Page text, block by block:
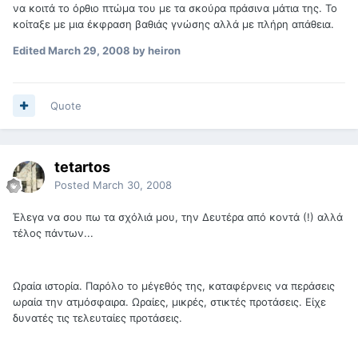
να κοιτά το όρθιο πτώμα του με τα σκούρα πράσινα μάτια της. Το
κοίταξε με μια έκφραση βαθιάς γνώσης αλλά με πλήρη απάθεια.
EditedMarch 29, 2008 by heiron
Quote
tetartos
Posted March 30, 2008
Έλεγα να σου πω τα σχόλιά μου, την Δευτέρα από κοντά (!) αλλά
τέλος πάντων...
Ωραία ιστορία. Παρόλο το μέγεθός της, καταφέρνεις να περάσεις
ωραία την ατμόσφαιρα. Ωραίες, μικρές, στικτές προτάσεις. Είχε
δυνατές τις τελευταίες προτάσεις.